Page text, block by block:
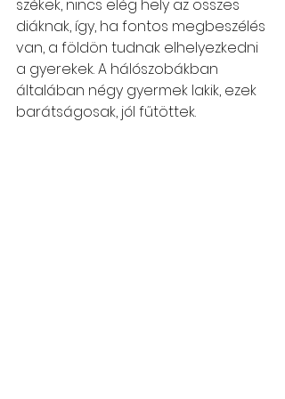
székek, nincs elég hely az összes
diáknak, így, ha fontos megbeszélés
van, a földön tudnak elhelyezkedni
a gyerekek. A hálószobákban
általában négy gyermek lakik, ezek
barátságosak, jól fűtöttek.